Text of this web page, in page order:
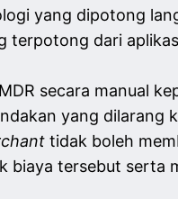
yang dipotong
dari
secara manual
yang dilarang
tidak boleh
biaya tersebut